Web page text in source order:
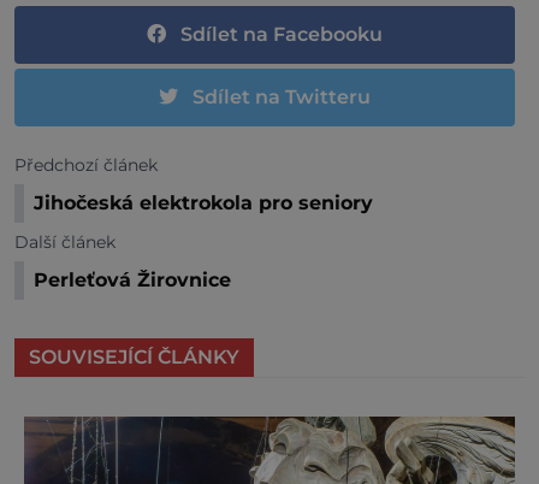
Sdílet na Facebooku
Sdílet na Twitteru
Předchozí článek
Jihočeská elektrokola pro seniory
Další článek
Perleťová Žirovnice
SOUVISEJÍCÍ ČLÁNKY